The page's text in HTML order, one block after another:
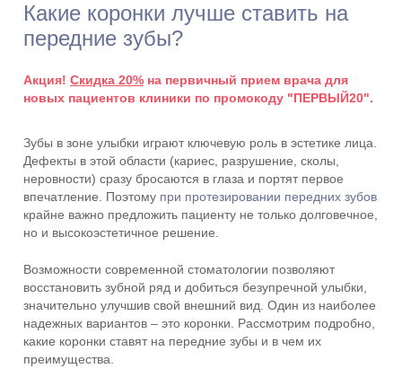
Какие коронки лучше ставить на
передние зубы?
Акция!Скидка 20% на первичный прием врача для
новых пациентов клиники по промокоду "ПЕРВЫЙ20".
Зубы в зоне улыбки играют ключевую роль в эстетике лица.
Дефекты в этой области (кариес, разрушение, сколы,
неровности) сразу бросаются в глаза и портят первое
впечатление. Поэтому при протезировании передних зубов
крайне важно предложить пациенту не только долговечное,
но и высокоэстетичное решение.
Возможности современной стоматологии позволяют
восстановить зубной ряд и добиться безупречной улыбки,
значительно улучшив свой внешний вид. Один из наиболее
надежных вариантов – это коронки. Рассмотрим подробно,
какие коронки ставят на передние зубы и в чем их
преимущества.